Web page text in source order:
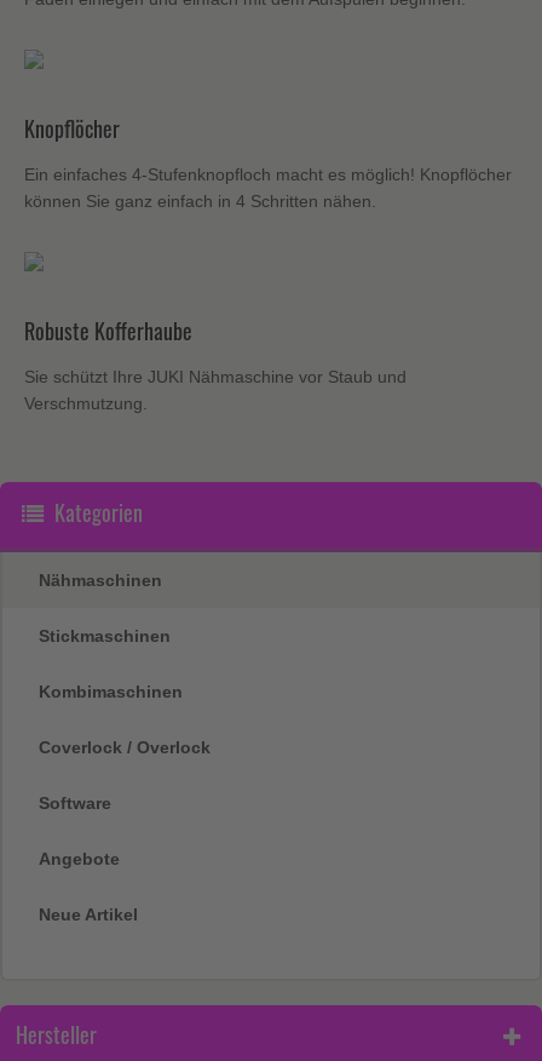
Knopflöcher
Ein einfaches 4-Stufenknopfloch macht es möglich! Knopflöcher
können Sie ganz einfach in 4 Schritten nähen.
Robuste Kofferhaube
Sie schützt Ihre JUKI Nähmaschine vor Staub und
Verschmutzung.
Kategorien
Nähmaschinen
Stickmaschinen
Kombimaschinen
Coverlock / Overlock
Software
Angebote
Neue Artikel
Hersteller